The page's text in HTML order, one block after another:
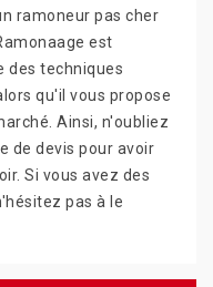
ramoneur pas cher
est
des techniques
qu'il vous propose
Ainsi, n'oubliez
de devis pour avoir
Si vous avez des
pas à le